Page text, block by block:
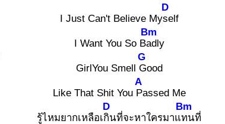
I Just Can't Believe My
D
self
I Want You So B
Bm
adly
GirlYou Smell
G
Good
Like That Shit You
A
Passed Me
รู้ไหมยากเหลือเ
D
กินที่จะหาใครมาแ
Bm
ทนที่